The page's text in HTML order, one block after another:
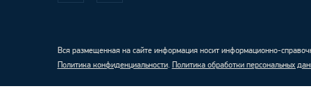
Вся размещенная на сайте информация носит информационно-
Политика конфиденциальности. Политика обработки персональных